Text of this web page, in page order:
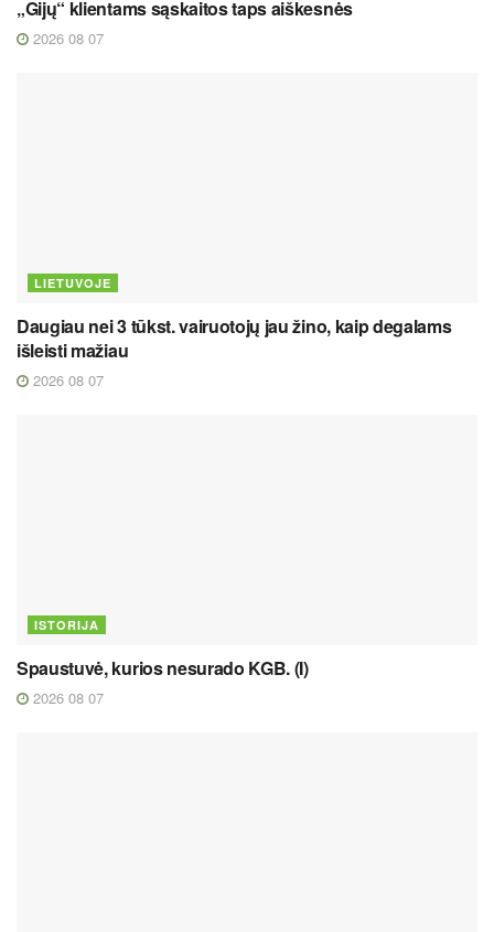
„Gijų“ klientams sąskaitos taps aiškesnės
2026 08 07
LIETUVOJE
Daugiau nei 3 tūkst. vairuotojų jau žino, kaip degalams
išleisti mažiau
2026 08 07
ISTORIJA
Spaustuvė, kurios nesurado KGB. (I)
2026 08 07